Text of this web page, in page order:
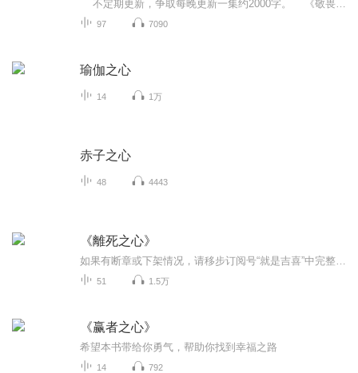
97 7090
瑜伽之心
14 1万
赤子之心
48 4443
《離死之心》
51 1.5万
《赢者之心》
希望本书带给你勇气，帮助你找到幸福之路
14 792